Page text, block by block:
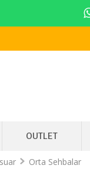
OUTLET
Orta Sehbalar